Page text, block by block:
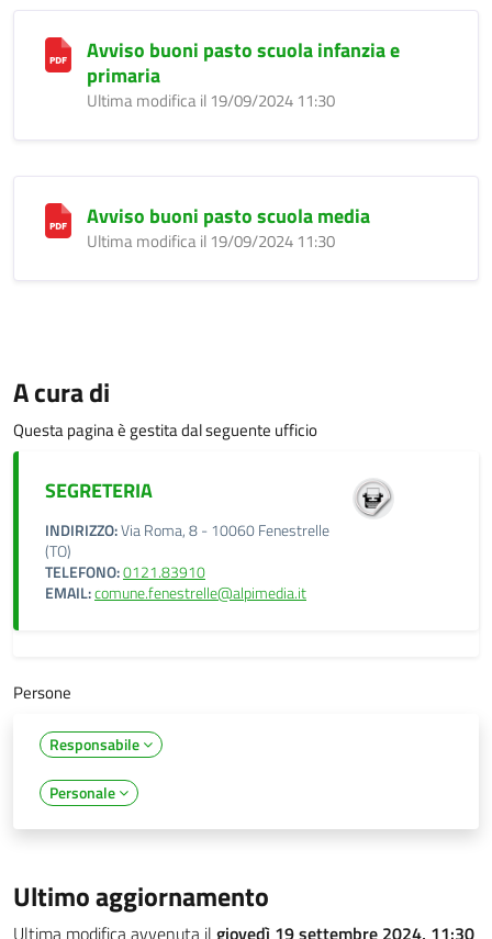
Avviso buoni pasto scuola infanzia e
primaria
Ultima modifica il 19/09/2024 11:30
Avviso buoni pasto scuola media
Ultima modifica il 19/09/2024 11:30
A cura di
Questa pagina è gestita dal seguente ufficio
SEGRETERIA
INDIRIZZO:Via Roma, 8 - 10060 Fenestrelle
(TO)
TELEFONO:0121.83910
EMAIL:comune.fenestrelle@alpimedia.it
Persone
Responsabile
Personale
Ultimo aggiornamento
Ultima modifica avvenuta il giovedì 19 settembre 2024, 11:30